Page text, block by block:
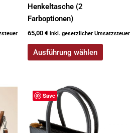
Henkeltasche (2
Farboptionen)
65,00 € inkl. gesetzlicher Umsatzsteuer
Ausführung wählen
Save
Dieses
Produkt
mehrere